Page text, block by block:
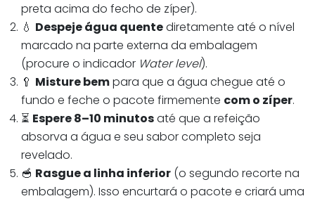
preta acima do fecho de zíper).
💧 Despeje água quentediretamente até o nível
marcado na parte externa da embalagem
(procure o indicador Water level).
🥄 Misture bempara que a água chegue até o
fundo e feche o pacote firmemente com o zíper.
⏳ Espere 8–10 minutosaté que a refeição
absorva a água e seu sabor completo seja
revelado.
🥣 Rasgue a linha inferior (o segundo recorte na
embalagem). Isso encurtará o pacote e criará uma